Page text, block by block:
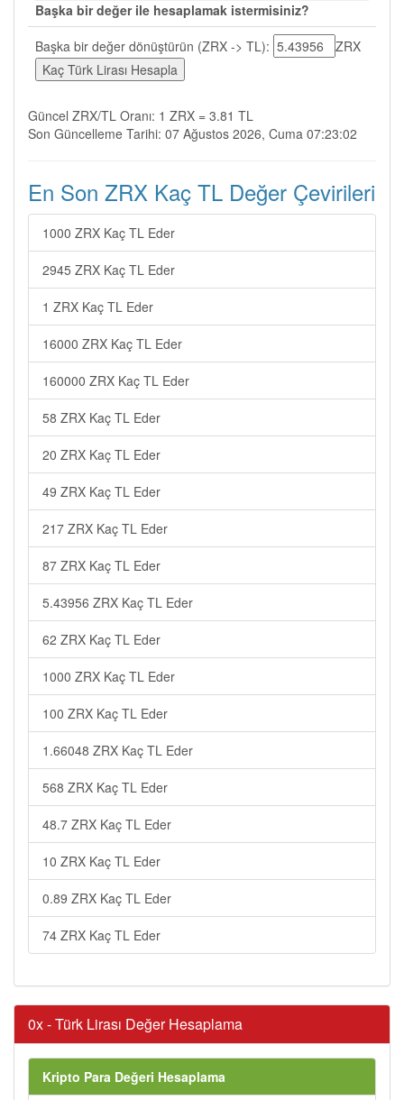
Başka bir değer ile hesaplamak istermisiniz?
Başka bir değer dönüştürün (ZRX -> TL):
ZRX
Güncel ZRX/TL Oranı: 1 ZRX = 3.81 TL
Son Güncelleme Tarihi: 07 Ağustos 2026, Cuma 07:23:02
En Son ZRX Kaç TL Değer Çevirileri
1000 ZRX Kaç TL Eder
2945 ZRX Kaç TL Eder
1 ZRX Kaç TL Eder
16000 ZRX Kaç TL Eder
160000 ZRX Kaç TL Eder
58 ZRX Kaç TL Eder
20 ZRX Kaç TL Eder
49 ZRX Kaç TL Eder
217 ZRX Kaç TL Eder
87 ZRX Kaç TL Eder
5.43956 ZRX Kaç TL Eder
62 ZRX Kaç TL Eder
1000 ZRX Kaç TL Eder
100 ZRX Kaç TL Eder
1.66048 ZRX Kaç TL Eder
568 ZRX Kaç TL Eder
48.7 ZRX Kaç TL Eder
10 ZRX Kaç TL Eder
0.89 ZRX Kaç TL Eder
74 ZRX Kaç TL Eder
0x - Türk Lirası Değer Hesaplama
Kripto Para Değeri Hesaplama